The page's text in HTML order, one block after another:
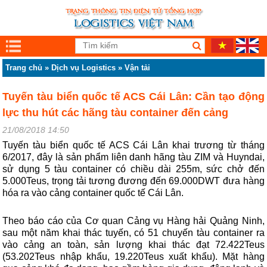
Trang chủ » Dịch vụ Logistics »Vận tải
Tuyến tàu biển quốc tế ACS Cái Lân: Cần tạo động
lực thu hút các hãng tàu container đến cảng
21/08/2018 14:50
Tuyến tàu biển quốc tế ACS Cái Lân khai trương từ tháng
6/2017, đây là sản phẩm liên danh hãng tàu ZIM và Huyndai,
sử dụng 5 tàu container có chiều dài 255m, sức chở đến
5.000Teus, trọng tải tương đương đến 69.000DWT đưa hàng
hóa ra vào cảng container quốc tế Cái Lân.
Theo báo cáo của Cơ quan Cảng vụ Hàng hải Quảng Ninh,
sau một năm khai thác tuyến, có 51 chuyến tàu container ra
vào cảng an toàn, sản lượng khai thác đạt 72.422Teus
(53.202Teus nhập khẩu, 19.220Teus xuất khẩu). Mặt hàng